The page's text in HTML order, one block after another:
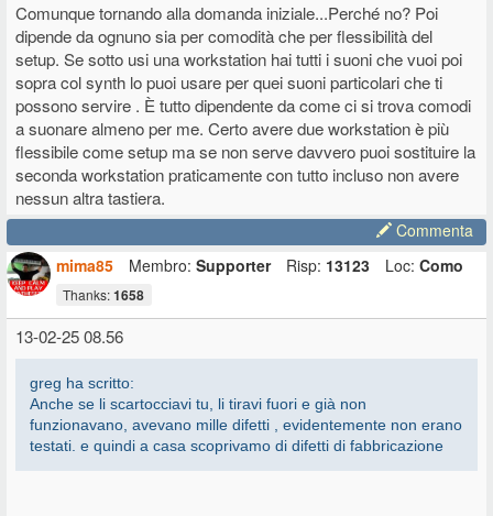
Comunque tornando alla domanda iniziale...Perché no? Poi
dipende da ognuno sia per comodità che per flessibilità del
setup. Se sotto usi una workstation hai tutti i suoni che vuoi poi
sopra col synth lo puoi usare per quei suoni particolari che ti
possono servire . È tutto dipendente da come ci si trova comodi
a suonare almeno per me. Certo avere due workstation è più
flessibile come setup ma se non serve davvero puoi sostituire la
seconda workstation praticamente con tutto incluso non avere
nessun altra tastiera.
Commenta
mima85
Membro: Supporter Risp: 13123 Loc: Como
Thanks:1658
13-02-25 08.56
greg ha scritto:
Anche se li scartocciavi tu, li tiravi fuori e già non
funzionavano, avevano mille difetti , evidentemente non erano
testati. e quindi a casa scoprivamo di difetti di fabbricazione